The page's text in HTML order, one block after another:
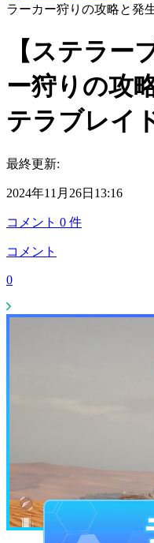
ラーカー狩りの攻略と発
【ステラー
ー狩りの攻
テラブレイ
最終更新:
2024年11月26日13:16
コメント 0 件
コメント
0